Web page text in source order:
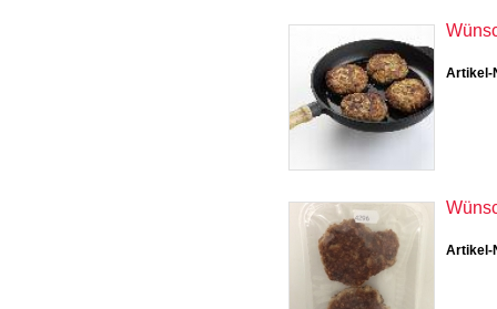
Artikel-
Artikel-